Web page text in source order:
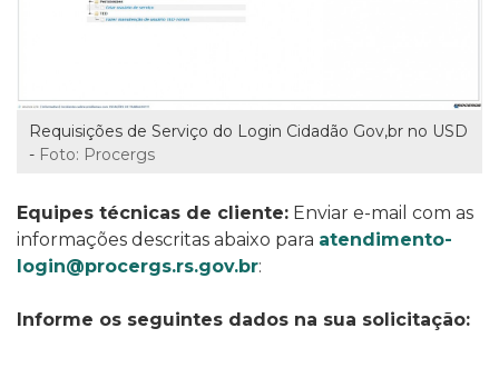
Requisições de Serviço do Login Cidadão Gov,br no USD
- Foto: Procergs
Equipes técnicas de cliente: Enviar e-mail com as
informações descritas abaixo para atendimento-
login@procergs.rs.gov.br:
Informe os seguintes dados na sua solicitação: